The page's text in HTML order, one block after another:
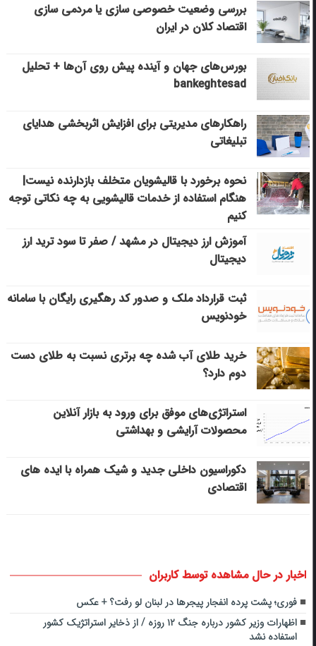
بررسی وضعیت خصوصی سازی یا مردمی سازی
اقتصاد کلان در ایران
بورس‌های جهان و آینده پیش روی آن‌ها + تحلیل
bankeghtesad
راهکارهای مدیریتی برای افزایش اثربخشی هدایای
تبلیغاتی
نحوه برخورد با قالیشویان متخلف بازدارنده نیست|
هنگام استفاده از خدمات قالیشویی به چه نکاتی توجه
کنیم
آموزش ارز دیجیتال در مشهد / صفر تا سود ترید ارز
دیجیتال
ثبت قرارداد ملک و صدور کد رهگیری رایگان با سامانه
خودنویس
خرید طلای آب شده چه برتری نسبت به طلای دست
دوم دارد؟
استراتژی‌های موفق برای ورود به بازار آنلاین
محصولات آرایشی و بهداشتی
دکوراسیون داخلی جدید و شیک همراه با ایده های
اقتصادی
اخبار در حال مشاهده توسط کاربران
فوری؛ پشت پرده انفجار پیجرها در لبنان لو رفت؟ + عکس
اظهارات وزیر کشور درباره جنگ ۱۲ روزه / از ذخایر استراتژیک کشور
استفاده نشد